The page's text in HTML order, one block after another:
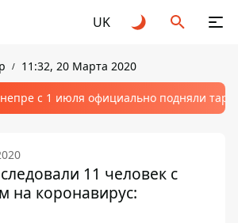
UK
11:32, 20 Марта 2020
с 1 июля официально подняли
11 человек с
на коронавирус: